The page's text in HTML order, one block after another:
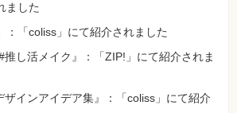
ました
：「coliss」にて紹介されました
推し活メイク』：「ZIP!」にて紹介されま
ザインアイデア集』：「coliss」にて紹介